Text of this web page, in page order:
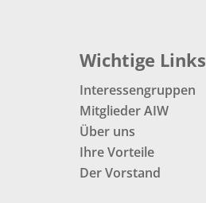
Wichtige Links
Interessengruppen
Mitglieder AIW
Über uns
Ihre Vorteile
Der Vorstand